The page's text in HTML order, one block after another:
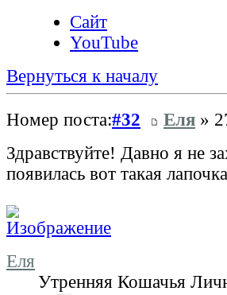
Сайт
YouTube
Вернуться к началу
Номер поста:#32 Еля »
Здравствуйте! Давно я не
появилась вот такая
Еля
Утренняя Кошачья